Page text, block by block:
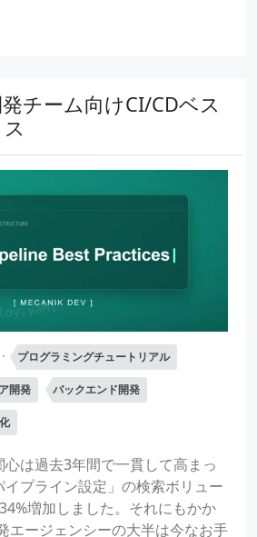
チーム向けCI/CDベス
プログラミングチュートリアル
開発 バックエンド開発
は過去3年間で一貫して高まっ
プライン設定」の検索ボリュー
増加しました。それにもかか
エージェンシーの大半は今なお手